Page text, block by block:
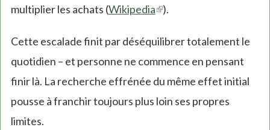
multiplier les achats (Wikipedia(link
external)
).
Cette escalade finit par déséquilibrer totalement le
quotidien – et personne ne commence en pensant
finir là. La recherche effrénée du même effet initial
pousse à franchir toujours plus loin ses propres
limites.